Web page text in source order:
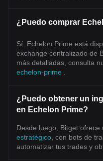
¿Puedo comprar
Sí, Echelon Prime está
exchange centralizado de
más detalladas, consulta
echelon-prime
¿Puedo obtener un
en Echelon Prime?
Desde luego, Bitget ofrece
estratégico , con bots de
automatizar tus trades y